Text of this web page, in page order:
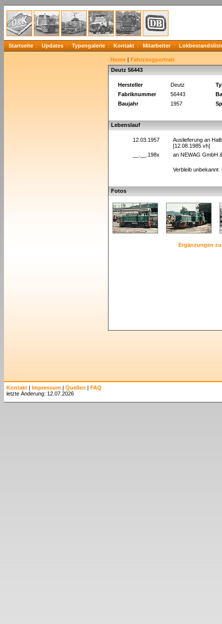
Startseite Updates Typengalerie Kontakt Mitarbeiter
Home | Fahrzeugportrait
Deutz 56443
Hersteller Deutz
Fabriknummer
56443
Baujahr
1957
Lebenslauf
12.03.1957
Auslieferung an
[12.08.1985 vh]
__.__.198x
an NEWAG GmbH
Verbleib unbekannt
Fotos
Ergänzungen
Kontakt | Impressum | Quellen | FAQ
letzte Änderung: 12.07.2026